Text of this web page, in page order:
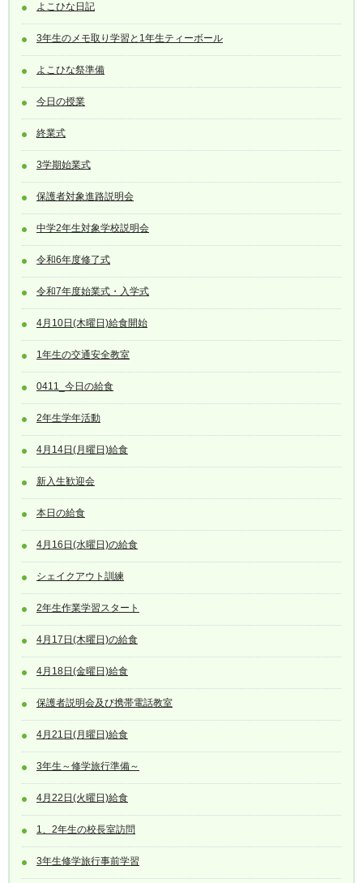
よこひな日記
3年生のメモ取り学習と1年生ティーボール
よこひな祭準備
今日の授業
終業式
3学期始業式
保護者対象進路説明会
中学2年生対象学校説明会
令和6年度修了式
令和7年度始業式・入学式
4月10日(木曜日)給食開始
1年生の交通安全教室
0411_今日の給食
2年生学年活動
4月14日(月曜日)給食
新入生歓迎会
本日の給食
4月16日(水曜日)の給食
シェイクアウト訓練
2年生作業学習スタート
4月17日(木曜日)の給食
4月18日(金曜日)給食
保護者説明会及び携帯電話教室
4月21日(月曜日)給食
3年生～修学旅行準備～
4月22日(火曜日)給食
1、2年生の校長室訪問
3年生修学旅行事前学習